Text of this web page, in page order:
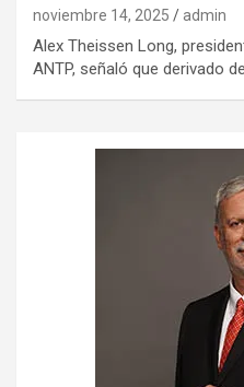
noviembre 14, 2025 admin
Alex Theissen Long,
ANTP, señaló que derivado